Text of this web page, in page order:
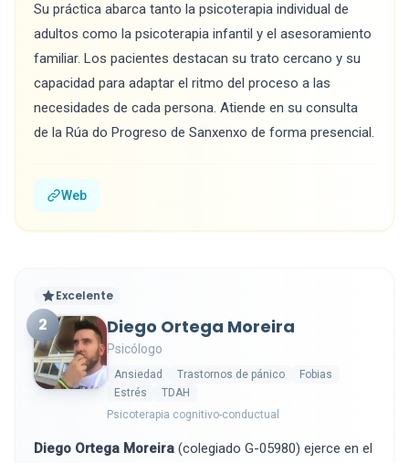
Su práctica abarca tanto la psicoterapia individual de
adultos como la psicoterapia infantil y el asesoramiento
familiar. Los pacientes destacan su trato cercano y su
capacidad para adaptar el ritmo del proceso a las
necesidades de cada persona. Atiende en su consulta
de la Rúa do Progreso de Sanxenxo de forma presencial.
Web
Excelente
2 Diego Ortega Moreira
Psicólogo
Ansiedad Trastornos de pánico
Fobias
Estrés
TDAH
Psicoterapia cognitivo-conductual
Diego Ortega Moreira (colegiado G-05980) ejerce en el